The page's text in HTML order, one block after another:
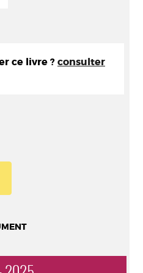
ce livre ? consulter